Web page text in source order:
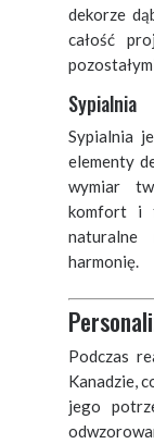
dekorze
całość
Sypialnia
Sypialnia
elementy
wymiar
komfort i
naturalne
harmonię.
Podczas
Kanadzie,
jego